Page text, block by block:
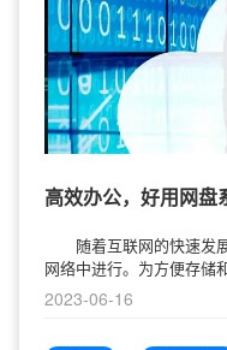
高效办公，好用网盘
随着互联网的快速发
网络中进行。为方便存储
2023-06-16